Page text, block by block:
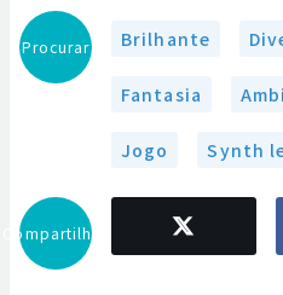
Procurar Brilhante
Fantasia
Jogo Synth
Compartilhar